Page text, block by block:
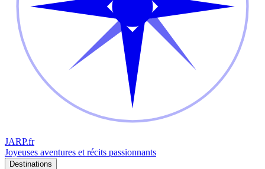
JARP.fr
Joyeuses aventures et récits passionnants
Destinations